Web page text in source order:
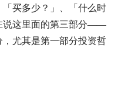
买多少？」、「什么时
说这里面的第三部分——
尤其是第一部分投资哲